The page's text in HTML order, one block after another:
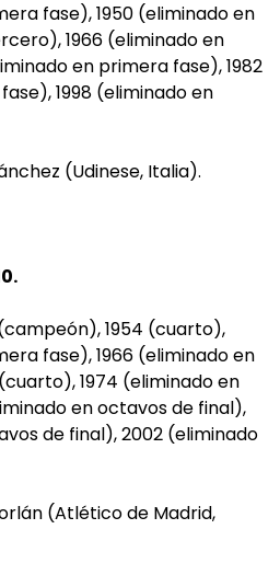
fase), 1950 (eliminado en
1966 (eliminado en
en primera fase), 1982
1998 (eliminado en
(Udinese, Italia).
1954 (cuarto),
fase), 1966 (eliminado en
1974 (eliminado en
en octavos de final),
de final), 2002 (eliminado
(Atlético de Madrid,